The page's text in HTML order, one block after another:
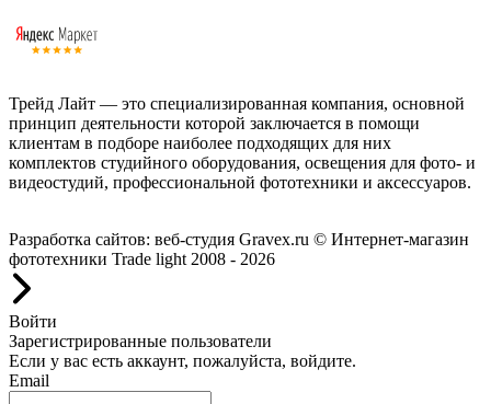
Трейд Лайт — это специализированная компания, основной
принцип деятельности которой заключается в помощи
клиентам в подборе наиболее подходящих для них
комплектов студийного оборудования, освещения для фото- и
видеостудий, профессиональной фототехники и аксессуаров.
Разработка сайтов: веб-студия Gravex.ru © Интернет-магазин
фототехники Trade light 2008 - 2026
Войти
Зарегистрированные пользователи
Если у вас есть аккаунт, пожалуйста, войдите.
Email